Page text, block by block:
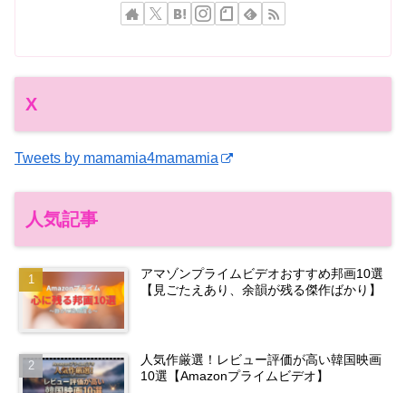
X
Tweets by mamamia4mamamia
人気記事
アマゾンプライムビデオおすすめ邦画10選
【見ごたえあり、余韻が残る傑作ばかり】
人気作厳選！レビュー評価が高い韓国映画
10選【Amazonプライムビデオ】